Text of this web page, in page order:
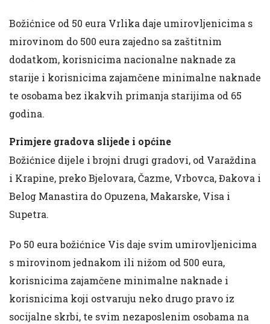
Božićnice od 50 eura Vrlika daje umirovljenicima s
mirovinom do 500 eura zajedno sa zaštitnim
dodatkom, korisnicima nacionalne naknade za
starije i korisnicima zajamčene minimalne naknade
te osobama bez ikakvih primanja starijima od 65
godina.
Primjere gradova slijede i općine
Božićnice dijele i brojni drugi gradovi, od Varaždina
i Krapine, preko Bjelovara, Čazme, Vrbovca, Đakova i
Belog Manastira do Opuzena, Makarske, Visa i
Supetra.
Po 50 eura božićnice Vis daje svim umirovljenicima
s mirovinom jednakom ili nižom od 500 eura,
korisnicima zajamčene minimalne naknade i
korisnicima koji ostvaruju neko drugo pravo iz
socijalne skrbi, te svim nezaposlenim osobama na